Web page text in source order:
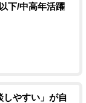
下/中高年活躍
しやすい」が自